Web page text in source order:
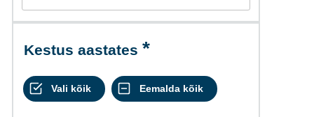
Kestus aastates